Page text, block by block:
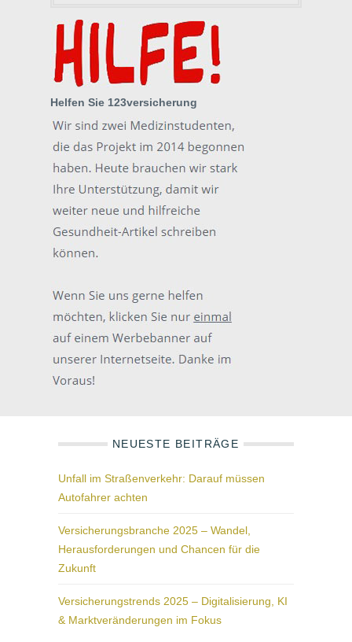
Helfen Sie 123versicherung
NEUESTE BEITRÄGE
Unfall im Straßenverkehr: Darauf müssen
Autofahrer achten
Versicherungsbranche 2025 – Wandel,
Herausforderungen und Chancen für die
Zukunft
Versicherungstrends 2025 – Digitalisierung, KI
& Marktveränderungen im Fokus